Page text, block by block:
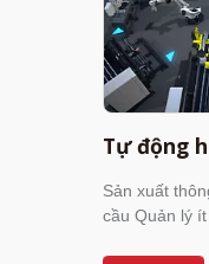
Tự động
Sản xuất
cầu Quản lý